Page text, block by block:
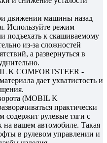
движении машины назад
Используйте режим
подъехать к скашиваемому
из-за сложностей
а развернуться в
K COMFORTSTEER -
дает ухватистость и
(MOBIL K
практически
содержит рулевые тяги с
вашем автомобиле. Такая
в рулевом управлении и